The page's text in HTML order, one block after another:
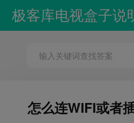
极客库电视盒子说
怎么连WIFI或者